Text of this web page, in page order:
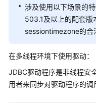
发
指
南
（分
布
_V2.0-
10.x）
涉及使用以下场景的
503.1及以上的配套版
sessiontimezone的合
在多线程环境下使用驱动：
JDBC驱动程序是非线程安
用者来同步对驱动程序的调